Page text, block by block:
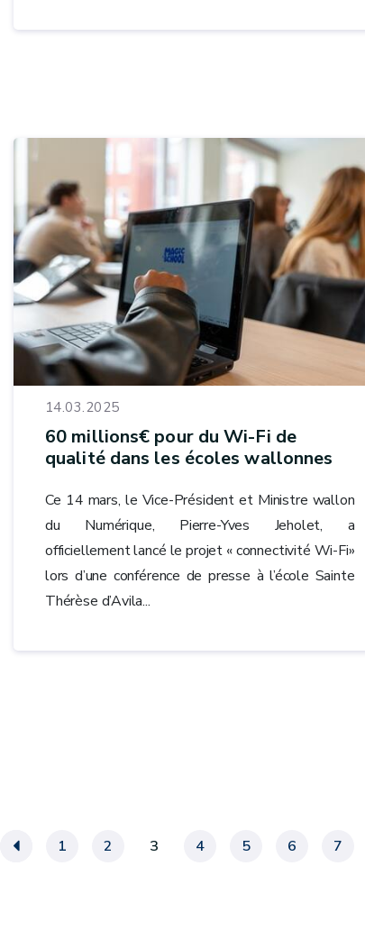
14.03.2025
60 millions€ pour du Wi-Fi de
qualité dans les écoles wallonnes
Ce 14 mars, le Vice-Président et Ministre wallon
du Numérique, Pierre-Yves Jeholet, a
officiellement lancé le projet « connectivité Wi-Fi»
lors d’une conférence de presse à l’école Sainte
Thérèse d’Avila...
« 1 2 3 4 5 6 7